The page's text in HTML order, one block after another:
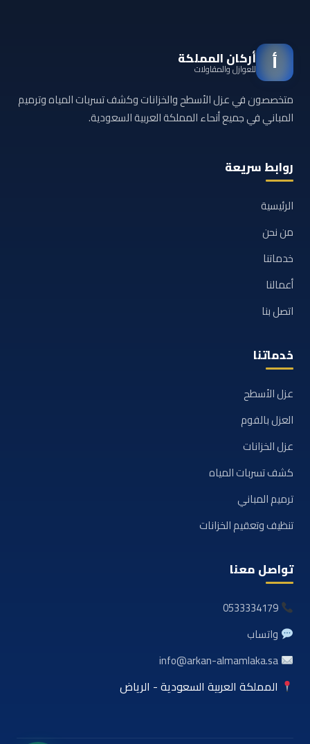
أ أركان المملكة
للعوازل والمقاولات
متخصصون في عزل الأسطح والخزانات وكشف تسربات المياه وترميم
المباني في جميع أنحاء المملكة العربية السعودية.
روابط سريعة
الرئيسية
من نحن
خدماتنا
أعمالنا
اتصل بنا
خدماتنا
عزل الأسطح
العزل بالفوم
عزل الخزانات
كشف تسربات المياه
ترميم المباني
تنظيف وتعقيم الخزانات
تواصل معنا
0533334179
واتساب
info@arkan-almamlaka.sa
المملكة العربية السعودية - الرياض